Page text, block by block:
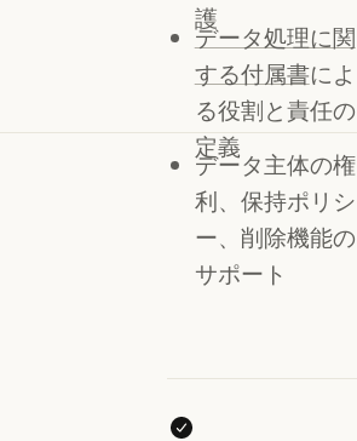
護
データ処理に関
する付属書によ
る役割と責任の
定義
データ主体の権
利、保持ポリシ
ー、削除機能の
サポート